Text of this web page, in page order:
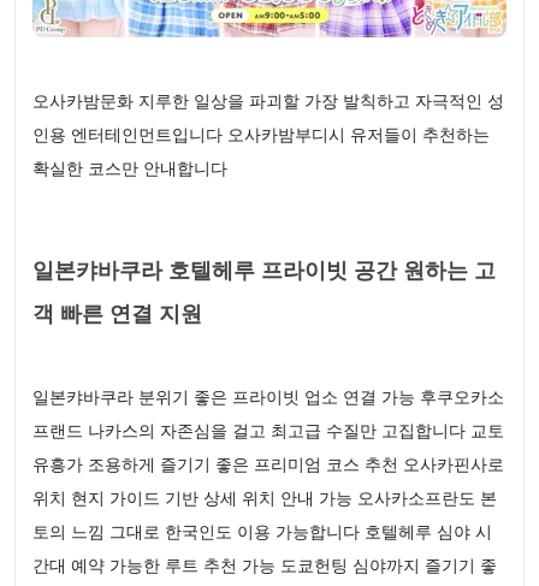
오사카밤문화 지루한 일상을 파괴할 가장 발칙하고 자극적인 성
인용 엔터테인먼트입니다 오사카밤부디시 유저들이 추천하는
확실한 코스만 안내합니다
일본캬바쿠라 호텔헤루 프라이빗 공간 원하는 고
객 빠른 연결 지원
일본캬바쿠라 분위기 좋은 프라이빗 업소 연결 가능 후쿠오카소
프랜드 나카스의 자존심을 걸고 최고급 수질만 고집합니다 교토
유흥가 조용하게 즐기기 좋은 프리미엄 코스 추천 오사카핀사로
위치 현지 가이드 기반 상세 위치 안내 가능 오사카소프란도 본
토의 느낌 그대로 한국인도 이용 가능합니다 호텔헤루 심야 시
간대 예약 가능한 루트 추천 가능 도쿄헌팅 심야까지 즐기기 좋